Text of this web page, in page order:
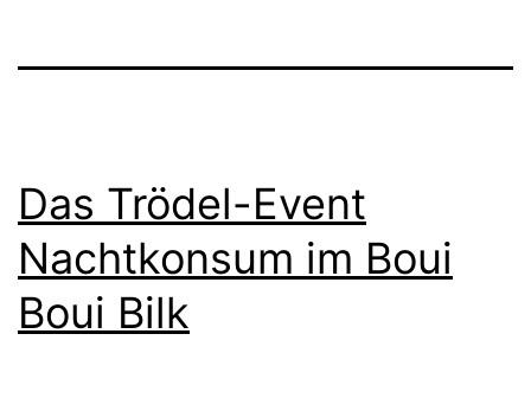
Das Trödel-Event
Nachtkonsum im Boui
Boui Bilk